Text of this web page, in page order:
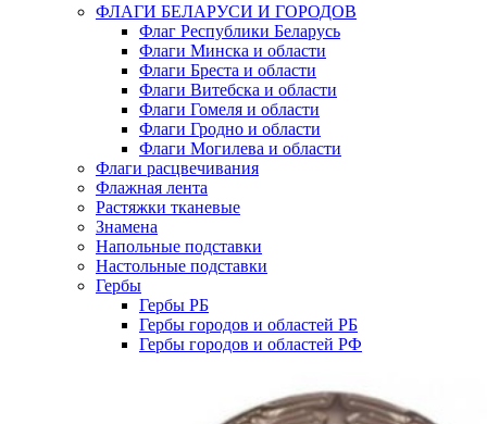
ФЛАГИ БЕЛАРУСИ И ГОРОДОВ
Флаг Республики Беларусь
Флаги Минска и области
Флаги Бреста и области
Флаги Витебска и области
Флаги Гомеля и области
Флаги Гродно и области
Флаги Могилева и области
Флаги расцвечивания
Флажная лента
Растяжки тканевые
Знамена
Напольные подставки
Настольные подставки
Гербы
Гербы РБ
Гербы городов и областей РБ
Гербы городов и областей РФ